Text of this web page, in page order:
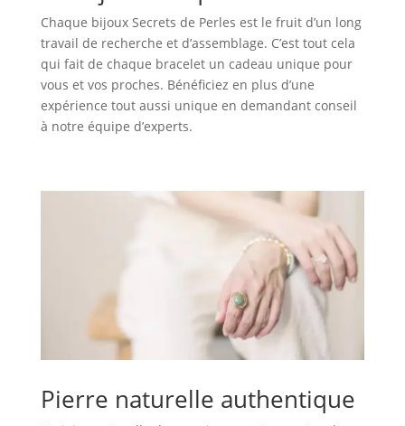
Chaque bijoux Secrets de Perles est le fruit d’un long
travail de recherche et d’assemblage. C’est tout cela
qui fait de chaque bracelet un cadeau unique pour
vous et vos proches. Bénéficiez en plus d’une
expérience tout aussi unique en demandant conseil
à notre équipe d’experts.
Pierre naturelle authentique